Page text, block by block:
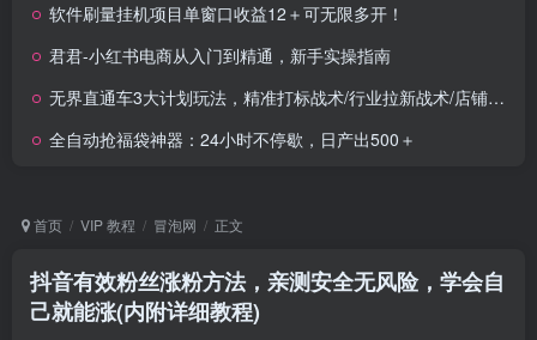
软件刷量挂机项目单窗口收益12＋可无限多开！
君君-小红书电商从入门到精通，新手实操指南
无界直通车3大计划玩法，精准打标战术/行业拉新战术/店铺回流战术
全自动抢福袋神器：24小时不停歇，日产出500＋
首页 VIP 教程 冒泡网 正文
抖音有效粉丝涨粉方法，亲测安全无风险，学会自
己就能涨(内附详细教程)